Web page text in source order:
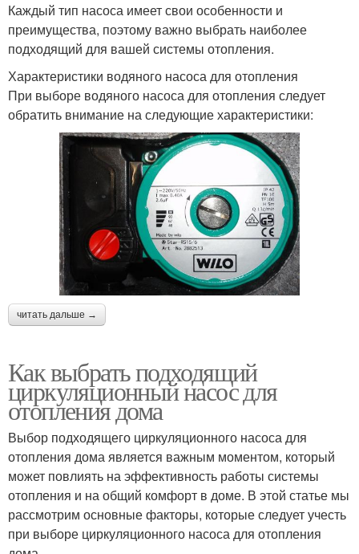
Каждый тип насоса имеет свои особенности и
преимущества, поэтому важно выбрать наиболее
подходящий для вашей системы отопления.
Характеристики водяного насоса для отопления
При выборе водяного насоса для отопления следует
обратить внимание на следующие характеристики:
читать дальше →
Как выбрать подходящий
циркуляционный насос для
отопления дома
Выбор подходящего циркуляционного насоса для
отопления дома является важным моментом, который
может повлиять на эффективность работы системы
отопления и на общий комфорт в доме. В этой статье мы
рассмотрим основные факторы, которые следует учесть
при выборе циркуляционного насоса для отопления